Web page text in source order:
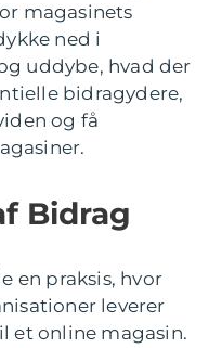
magasinets
ned i
uddybe, hvad der
bidragydere,
og få
Bidrag
en praksis, hvor
leverer
et online magasin.